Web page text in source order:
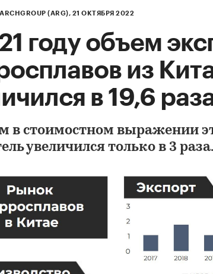
(ARG), 21 ОКТЯБРЯ 2022
году объем
из
в 19,6
в стоимостном выражении
увеличился только в 3 раза.